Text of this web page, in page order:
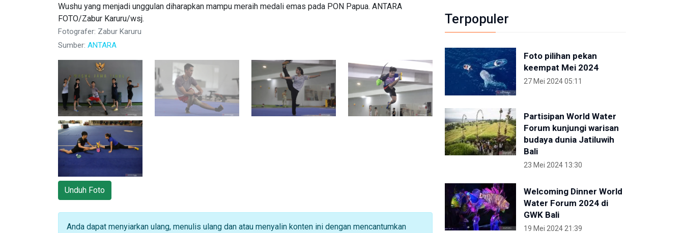
Wushu yang menjadi unggulan diharapkan mampu meraih medali emas pada PON Papua. ANTARA
FOTO/Zabur Karuru/wsj.
Fotografer: Zabur Karuru
Sumber: ANTARA
Unduh Foto
Anda dapat menyiarkan ulang, menulis ulang dan atau menyalin konten ini dengan mencantumkan
Terpopuler
Foto pilihan pekan
keempat Mei 2024
27 Mei 2024 05:11
Partisipan World Water
Forum kunjungi warisan
budaya dunia Jatiluwih
Bali
23 Mei 2024 13:30
Welcoming Dinner World
Water Forum 2024 di
GWK Bali
19 Mei 2024 21:39